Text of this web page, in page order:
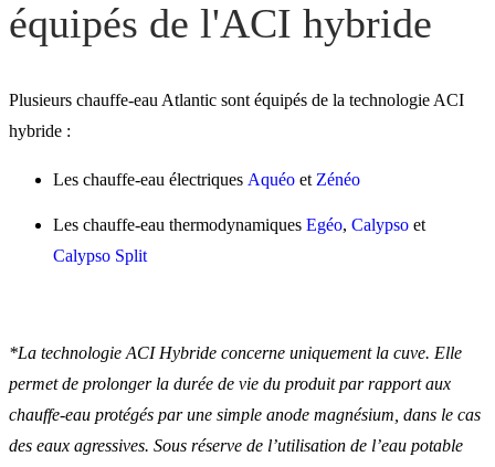
équipés de l'ACI hybride
Plusieurs chauffe-eau Atlantic sont équipés de la technologie ACI
hybride :
Les chauffe-eau électriques Aquéo et Zénéo
Les chauffe-eau thermodynamiques Egéo, Calypso et
Calypso Split
*La technologie ACI Hybride concerne uniquement la cuve. Elle
permet de prolonger la durée de vie du produit par rapport aux
chauffe-eau protégés par une simple anode magnésium, dans le cas
des eaux agressives. Sous réserve de l’utilisation de l’eau potable